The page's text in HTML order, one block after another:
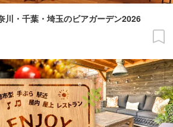
川・千葉・埼玉のビアガーデン2026